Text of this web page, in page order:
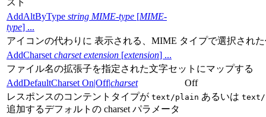
AddAltByType string MIME-type [MIME-
type] ...
アイコンの代わりに 表示される、MIME タイプで選択され
AddCharset charset extension [extension] ...
ファイル名の拡張子を指定された文字セットにマップする
AddDefaultCharset On|Off|charset
Off
レスポンスのコンテントタイプが text/plain あるいは text/
追加するデフォルトの charset パラメータ